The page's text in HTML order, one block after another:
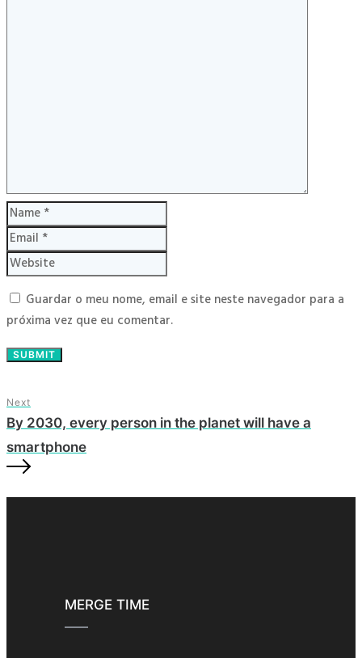
Guardar o meu nome, email e site neste navegador para a
próxima vez que eu comentar.
Next
By 2030, every person in the planet will have a
smartphone
MERGE TIME